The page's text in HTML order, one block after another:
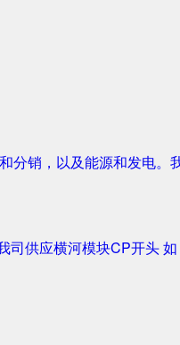
销，以及能源和发电。
司供应横河模块CP开头